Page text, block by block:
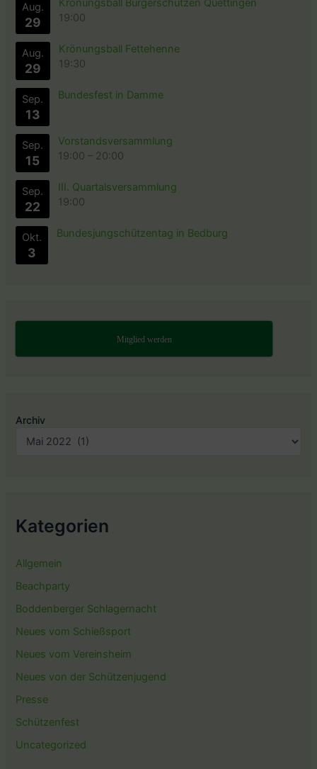
Aug.
29
Krönungsball Bürgerschützen Quettingen
19:00
Aug.
29
Krönungsball Fettehenne
19:30
Sep.
13
Bundesfest in Damme
Sep.
15
Vorstandsversammlung
19:00 – 20:00
Sep.
22
III. Quartalsversammlung
19:00
Okt.
3
Bundesjungschützentag in Bedburg
Mitglied werden
Archiv
Kategorien
Allgemein
Beachparty
Boddenberger Schlagernacht
Neues vom Schießsport
Neues vom Vereinsheim
Neues von der Schützenjugend
Presse
Schützenfest
Uncategorized